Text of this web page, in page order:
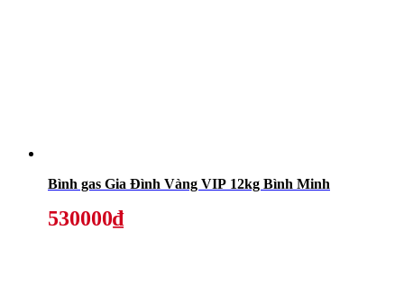
Bình gas Gia Đình Vàng VIP 12kg Bình Minh
530000₫